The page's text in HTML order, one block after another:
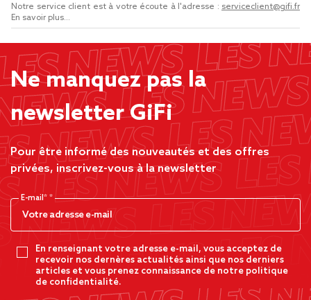
Notre service client est à votre écoute à l'adresse : serviceclient@gifi.fr
En savoir plus...
Ne manquez pas la
newsletter GiFi
Pour être informé des nouveautés et des offres
privées, inscrivez-vous à la newsletter
E-mail*
En renseignant votre adresse e-mail, vous acceptez de
recevoir nos dernères actualités ainsi que nos derniers
articles et vous prenez connaissance de notre politique
de confidentialité.